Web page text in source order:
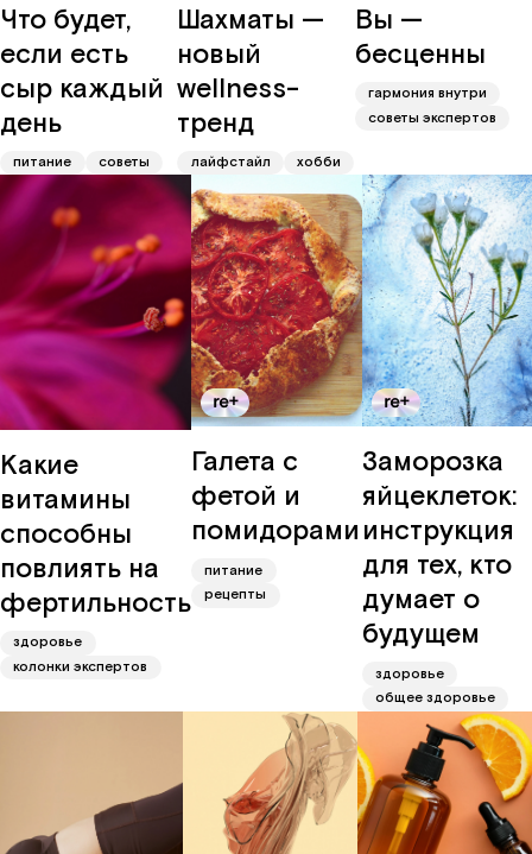
Что будет,
если есть
сыр каждый
день
питание советы
Шахматы —
новый
wellness-
тренд
лайфстайл хобби
Вы —
бесценны
гармония внутри
советы экспертов
Какие
витамины
способны
повлиять на
фертильность
здоровье
колонки экспертов
Галета с
фетой и
помидорами
питание
рецепты
Заморозка
яйцеклеток:
инструкция
для тех, кто
думает о
будущем
здоровье
общее здоровье